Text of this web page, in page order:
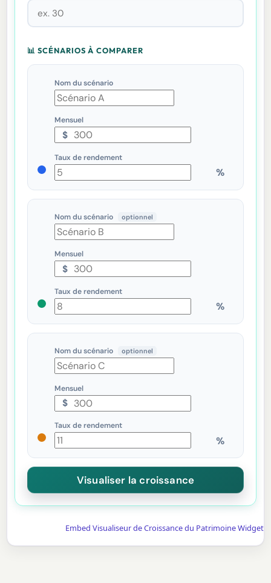
📊 SCÉNARIOS À COMPARER
Nom du scénario
Mensuel
$
Taux de rendement
Nom du scénario optionnel
Mensuel
$
Taux de rendement
Nom du scénario optionnel
Mensuel
$
Taux de rendement
Embed Visualiseur de Croissance du Patrimoine Widget